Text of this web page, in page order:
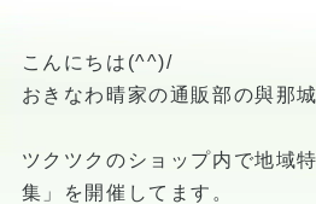
こんにちは(^^)/
おきなわ晴家の通販部の與那城
ツクツクのショップ内で地域
集」を開催してます。